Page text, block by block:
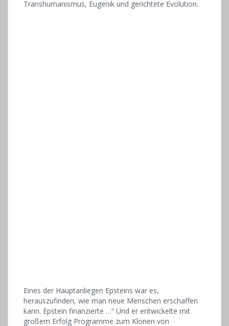
Transhumanismus, Eugenik und gerichtete Evolution.
Eines der Hauptanliegen Epsteins war es,
herauszufinden, wie man neue Menschen erschaffen
kann. Epstein finanzierte …“ Und er entwickelte mit
großem Erfolg Programme zum Klonen von